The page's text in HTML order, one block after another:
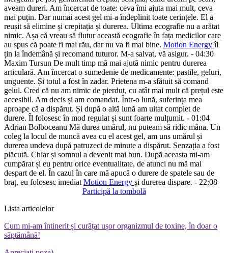
aveam dureri. Am încercat de toate: ceva îmi ajuta mai mult, ceva
mai puțin. Dar numai acest gel mi-a îndeplinit toate cerințele. El a
reușit să elimine și crepitația și durerea. Ultima ecografie nu a arătat
nimic. Așa că vreau să flutur această ecografie în fața medicilor care
au spus că poate fi mai rău, dar nu va fi mai bine. Motion Energyîl
țin la îndemână și recomand tuturor. M-a salvat, vă asigur. - 04:30
Maxim Tursun De mult timp mă mai ajută nimic pentru durerea
articulară. Am încercat o sumedenie de medicamente: pastile, geluri,
unguente. Și totul a fost în zadar. Prietena m-a sfătuit să comand
gelul. Cred că nu am nimic de pierdut, cu atât mai mult că prețul este
accesibil. Am decis și am comandat. Într-o lună, suferința mea
aproape că a dispărut. Și după o altă lună am uitat complet de
durere. Îl folosesc în mod regulat și sunt foarte mulțumit. - 01:04
Adrian Bolboceanu Mă durea umărul, nu puteam să ridic mâna. Un
coleg la locul de muncă avea cu el acest gel, am uns umărul și
durerea undeva după patruzeci de minute a dispărut. Senzația a fost
plăcută. Chiar și somnul a devenit mai bun. După aceasta mi-am
cumpărat și eu pentru orice eventualitate, de atunci nu mă mai
despart de el. În cazul în care mă apucă o durere de spatele sau de
braț, eu folosesc imediat Motion Energy și durerea dispare. - 22:08
Participă la tombolă
Lista articolelor
Cum mi-am întinerit și curățat ușor organizmul de toxine, în doar o
săptămână!